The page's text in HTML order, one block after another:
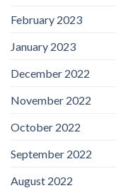
February 2023
January 2023
December 2022
November 2022
October 2022
September 2022
August 2022